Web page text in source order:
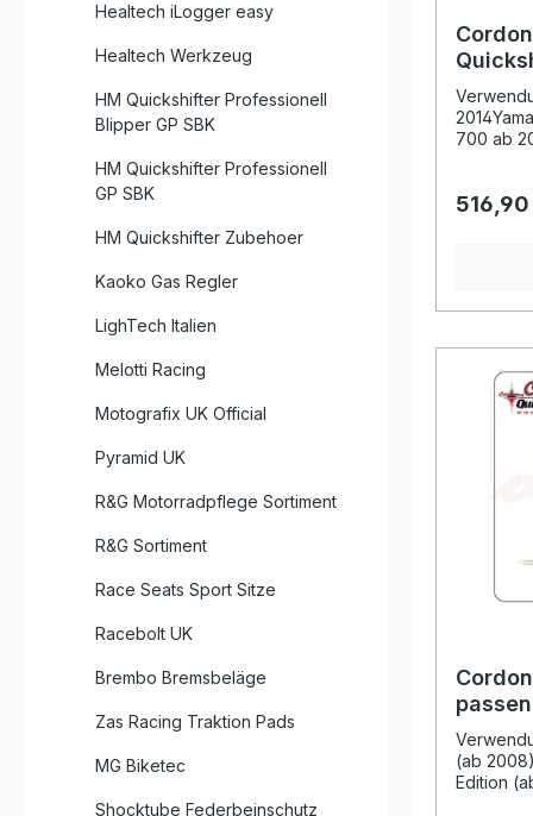
Healtech iLogger easy
Healtech Werkzeug
HM Quickshifter Professionell
Blipper GP SBK
HM Quickshifter Professionell
GP SBK
HM Quickshifter Zubehoer
Kaoko Gas Regler
LighTech Italien
Melotti Racing
Motografix UK Official
Pyramid UK
R&G Motorradpflege Sortiment
R&G Sortiment
Race Seats Sport Sitze
Racebolt UK
Brembo Bremsbeläge
Zas Racing Traktion Pads
MG Biketec
Shocktube Federbeinschutz
Zug- und
Strain-
Schaltsignale
gegen
Switch)
700 ab
Plug-
über
Cordona
arbeitet
wodurch
Rolle
entsteht
unter
Plug-
Zusatzmodule
R
(ab
Edition